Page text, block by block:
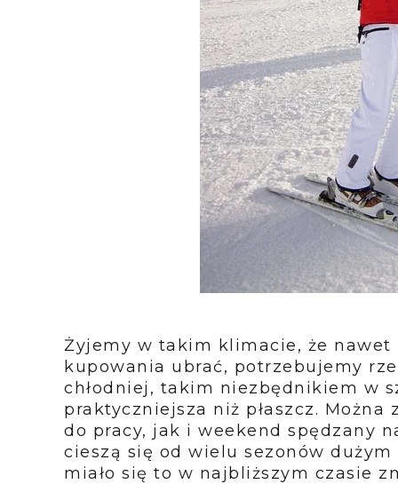
Żyjemy w takim klimacie, że
kupowania ubrać, potrzebujemy
chłodniej, takim niezbędnikiem w
praktyczniejsza niż płaszcz. Można
do pracy, jak i weekend spędzany
cieszą się od wielu sezonów
miało się to w najbliższym czasie